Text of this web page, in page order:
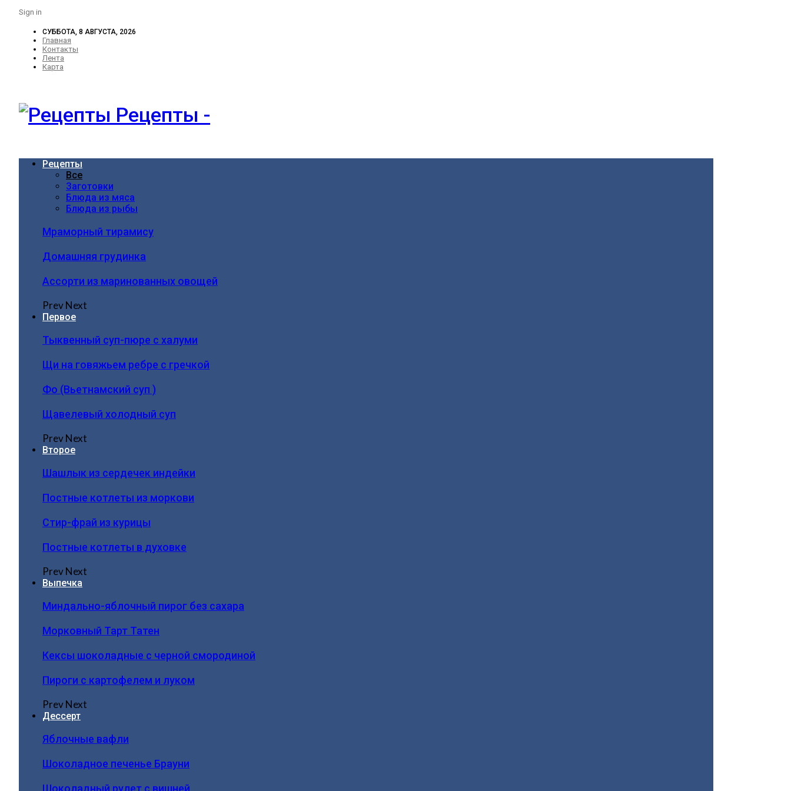
Sign in
СУББОТА, 8 АВГУСТА, 2026
Главная
Контакты
Лента
Карта
Рецепты -
Рецепты
Все
Заготовки
Блюда из мяса
Блюда из рыбы
Мраморный тирамису
Домашняя грудинка
Ассорти из маринованных овощей
PrevNext
Первое
Тыквенный суп-пюре с халуми
Щи на говяжьем ребре с гречкой
Фо (Вьетнамский суп )
Щавелевый холодный суп
PrevNext
Второе
Шашлык из сердечек индейки
Постные котлеты из моркови
Стир-фрай из курицы
Постные котлеты в духовке
PrevNext
Выпечка
Миндально-яблочный пирог без сахара
Морковный Тарт Татен
Кексы шоколадные с черной смородиной
Пироги c картофелем и луком
PrevNext
Дессерт
Яблочные вафли
Шоколадное печенье Брауни
Шоколадный рулет с вишней